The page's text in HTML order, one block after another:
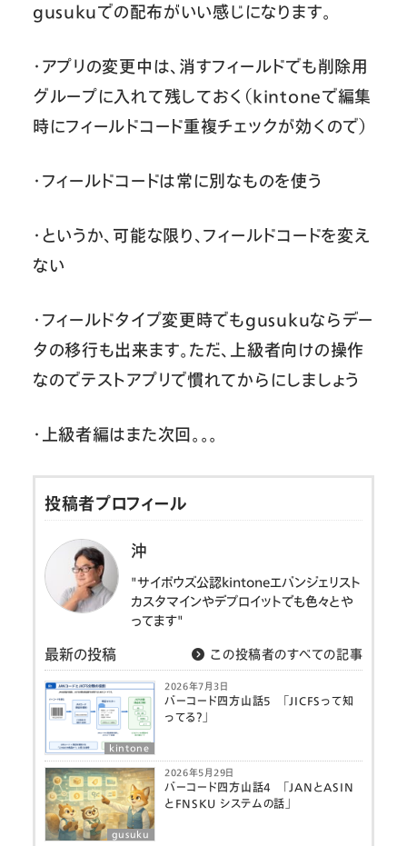
gusukuでの配布がいい感じになります。
・アプリの変更中は、消すフィールドでも削除用
グループに入れて残しておく（kintoneで編集
時にフィールドコード重複チェックが効くので）
・フィールドコードは常に別なものを使う
・というか、可能な限り、フィールドコードを変え
ない
・フィールドタイプ変更時でもgusukuならデー
タの移行も出来ます。ただ、上級者向けの操作
なのでテストアプリで慣れてからにしましょう
・上級者編はまた次回。。。
投稿者プロフィール
沖
"サイボウズ公認kintoneエバンジェリスト
カスタマインやデプロイットでも色々とや
ってます"
最新の投稿 この投稿者のすべての記事
kintone
2026年7月3日
バーコード四方山話5 「JICFSって知
ってる？」
gusuku
2026年5月29日
バーコード四方山話4 「JANとASIN
とFNSKU システムの話」